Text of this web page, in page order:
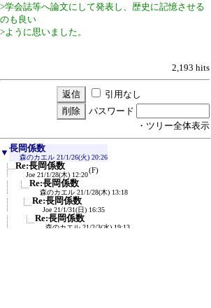
>学会誌等へ論文にして発表し、歴史に記憶させる
のも良い
>ように思いました。
2,193 hits
引用なし
パスワード
・ツリー全体表示
▼ 長岡係数
森のカエル 21/1/26(火) 20:26
Re:長岡係数
Joe 21/1/28(木) 12:20
(F)
Re:長岡係数
森のカエル 21/1/28(木) 13:18
Re:長岡係数
Joe 21/1/31(日) 16:35
Re:長岡係数
森のカエル 21/2/3(水) 19:13